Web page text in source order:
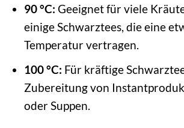
90 °C: Geeignet für viele
einige Schwarztees, die eine
Temperatur vertragen.
100 °C: Für kräftige
Zubereitung von
oder Suppen.